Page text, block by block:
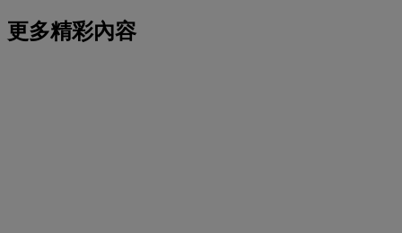
更多精彩內容